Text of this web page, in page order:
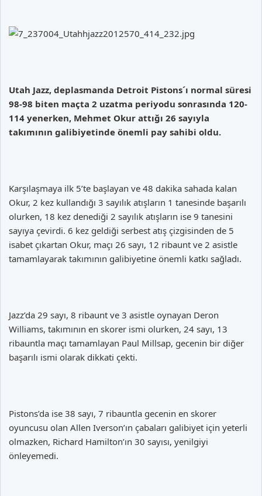
Utah Jazz, deplasmanda Detroit Pistons´ı normal süresi
98-98 biten maçta 2 uzatma periyodu sonrasında 120-
114 yenerken, Mehmet Okur attığı 26 sayıyla
takımının galibiyetinde önemli pay sahibi oldu.
Karşılaşmaya ilk 5’te başlayan ve 48 dakika sahada kalan
Okur, 2 kez kullandığı 3 sayılık atışların 1 tanesinde başarılı
olurken, 18 kez denediği 2 sayılık atışların ise 9 tanesini
sayıya çevirdi. 6 kez geldiği serbest atış çizgisinden de 5
isabet çıkartan Okur, maçı 26 sayı, 12 ribaunt ve 2 asistle
tamamlayarak takımının galibiyetine önemli katkı sağladı.
Jazz’da 29 sayı, 8 ribaunt ve 3 asistle oynayan Deron
Williams, takımının en skorer ismi olurken, 24 sayı, 13
ribauntla maçı tamamlayan Paul Millsap, gecenin bir diğer
başarılı ismi olarak dikkati çekti.
Pistons’da ise 38 sayı, 7 ribauntla gecenin en skorer
oyuncusu olan Allen Iverson’ın çabaları galibiyet için yeterli
olmazken, Richard Hamilton’ın 30 sayısı, yenilgiyi
önleyemedi.